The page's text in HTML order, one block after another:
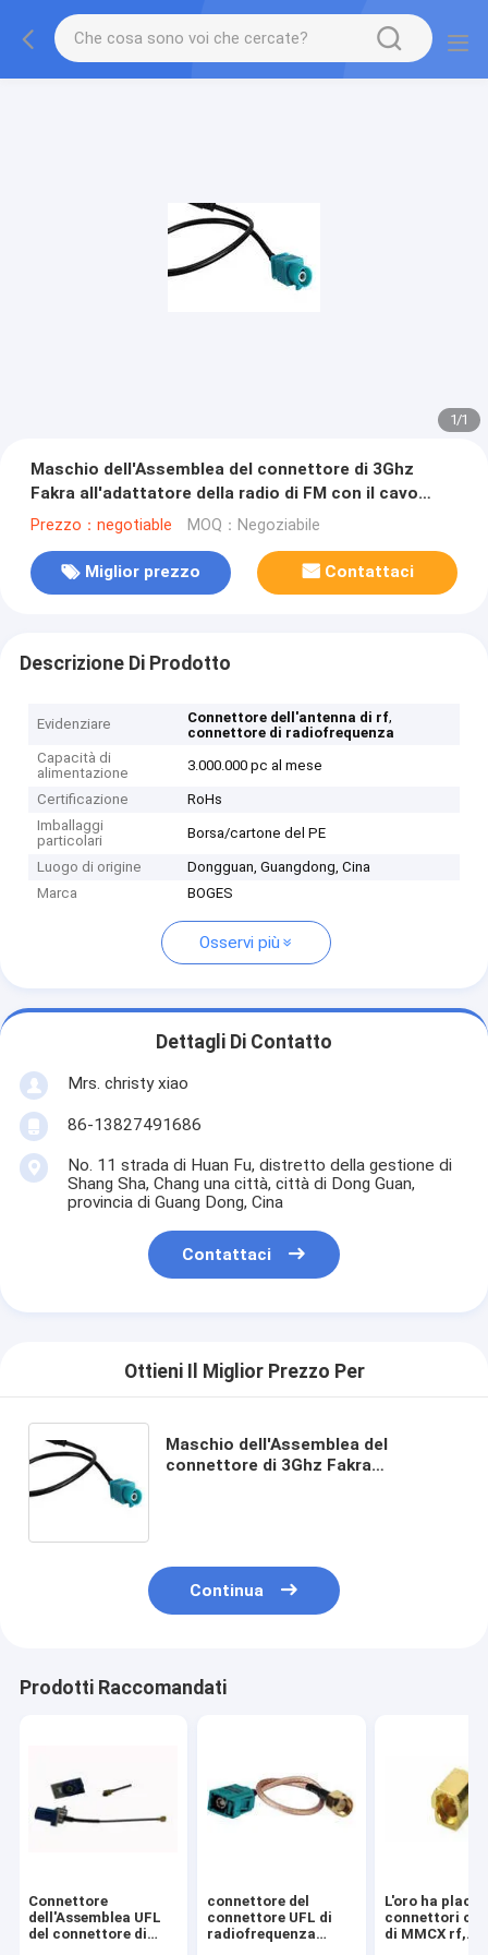
1/1
Maschio dell'Assemblea del connettore di 3Ghz
Fakra all'adattatore della radio di FM con il cavo
della treccia RG 174
Prezzo：negotiable MOQ：Negoziabile
Miglior prezzo Contattaci
Descrizione Di Prodotto
Evidenziare Connettore dell'antenna di rf,
connettore di radiofrequenza
Capacità di
alimentazione
3.000.000 pc al mese
Certificazione
RoHs
Imballaggi
particolari
Borsa/cartone del PE
Luogo di origine
Dongguan, Guangdong, Cina
Marca
BOGES
Osservi più
Dettagli Di Contatto
Mrs. christy xiao
86-13827491686
No. 11 strada di Huan Fu, distretto della gestione di
Shang Sha, Chang una città, città di Dong Guan,
provincia di Guang Dong, Cina
Contattaci
Ottieni Il Miglior Prezzo Per
Maschio dell'Assemblea del
connettore di 3Ghz Fakra
Continua
Prodotti Raccomandati
Connettore
dell'Assemblea UFL
del connettore di
connettore del
connettore UFL di
radiofrequenza
L'oro ha
connettori
di MMCX rf,